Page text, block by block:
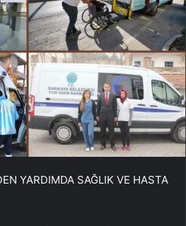
YARDIMDA SAĞLIK VE HASTA